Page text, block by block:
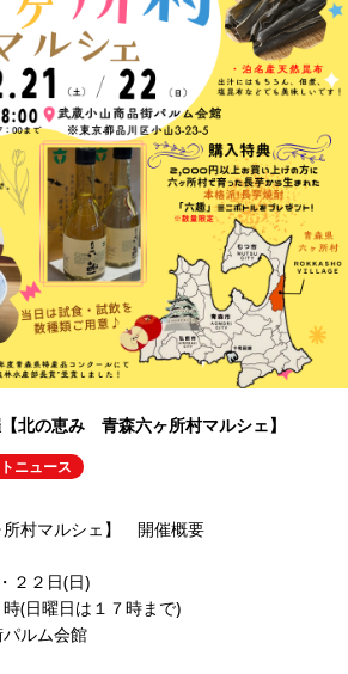
北の恵み 青森六ヶ所村マルシェ】
ニュース
所村マルシェ】 開催概要
２２日(日)
曜日は１７時まで)
ルム会館